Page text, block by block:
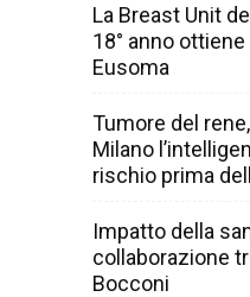
La Breast Unit
18° anno
Eusoma
Tumore del
Milano
rischio prima
Impatto della
collaborazione
Bocconi